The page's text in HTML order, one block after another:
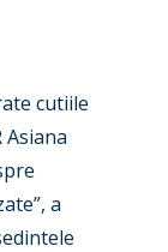
cutiile
Asiana
a